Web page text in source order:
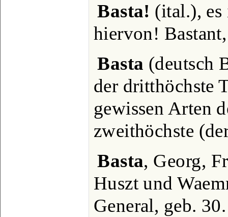
Basta! (ital.), es
hiervon!
Basta (deutsch
der dritthöchste
gewissen Arten
zweithöchste
Basta, Georg,
Huszt und
General, geb.